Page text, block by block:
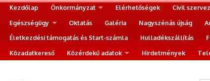
Kezdőlap Önkormányzat Elérhetőségek Civil
Egészségügy
Oktatás Galéria Nagyszénás újság
Életkezdési támogatás és Start-számla
Hulladékszállítás
Közadatkereső
Közérdekű adatok Hirdetmények